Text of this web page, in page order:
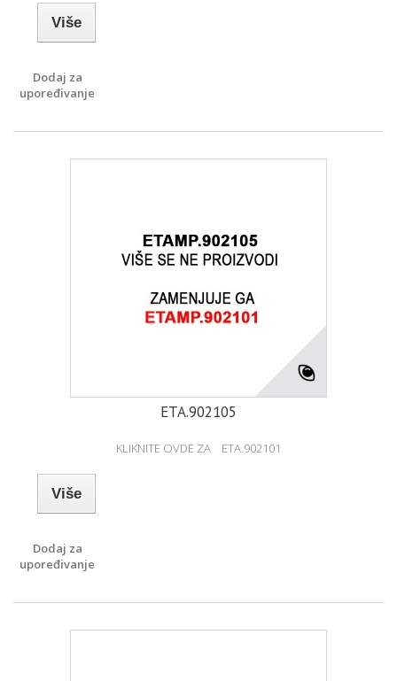
Više
Dodaj za
upoređivanje
ETA.902105
KLIKNITE OVDE ZA ETA.902101
Više
Dodaj za
upoređivanje